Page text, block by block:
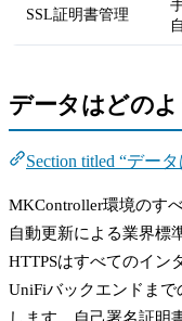
SSL証明書管理
データはどの
Section titled “デー
MKController環境のす
自動更新による業界標
HTTPSはすべてのイン
UniFiバックエンドま
します。自己署名証